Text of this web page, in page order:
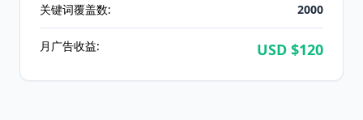
关键词覆盖数:
2000
月广告收益: USD $120